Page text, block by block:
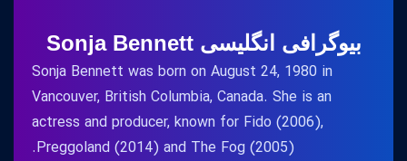
بیوگرافی انگلیسی Sonja Bennett
Sonja Bennett was born on August 24, 1980 in
Vancouver, British Columbia, Canada. She is an
actress and producer, known for Fido (2006),
Preggoland (2014) and The Fog (2005).